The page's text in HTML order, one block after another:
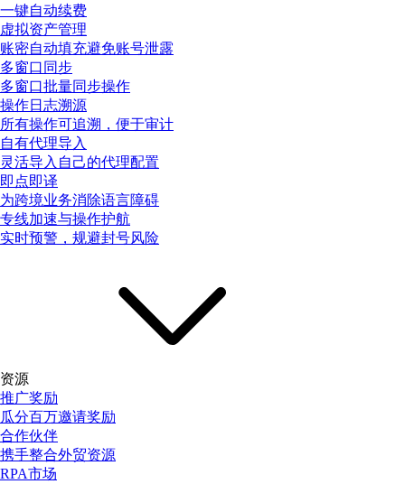
一键自动续费
虚拟资产管理
账密自动填充避免账号泄露
多窗口同步
多窗口批量同步操作
操作日志溯源
所有操作可追溯，便于审计
自有代理导入
灵活导入自己的代理配置
即点即译
为跨境业务消除语言障碍
专线加速与操作护航
实时预警，规避封号风险
资源
推广奖励
瓜分百万邀请奖励
合作伙伴
携手整合外贸资源
RPA市场